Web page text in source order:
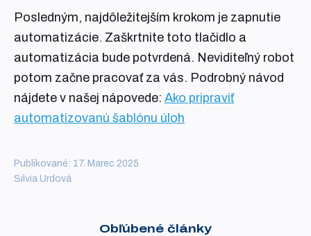
Posledným, najdôležitejším krokom je zapnutie
automatizácie. Zaškrtnite toto tlačidlo a
automatizácia bude potvrdená. Neviditeľný robot
potom začne pracovať za vás. Podrobný návod
nájdete v našej nápovede: Ako pripraviť
automatizovanú šablónu úloh
Publikované: 17. Marec 2025
Silvia Urdová
Obľúbené články